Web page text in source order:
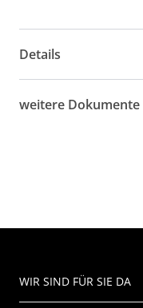
Details
weitere Dokumente
WIR SIND FÜR SIE DA